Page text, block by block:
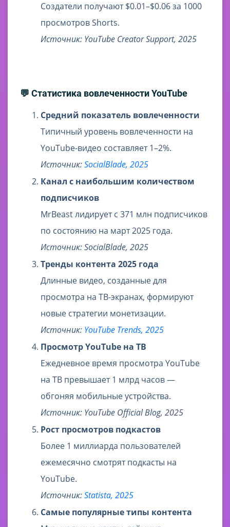
Создатели получают $0.01–$0.06 за 1000
просмотров Shorts.
Источник: YouTube Creator Support, 2025
💬 Статистика вовлеченности YouTube
Средний показатель вовлеченности
Типичный уровень вовлеченности на
YouTube-видео составляет 1–2%.
Источник:SocialBlade, 2025
Канал с наибольшим количеством
подписчиков
MrBeast лидирует с 371 млн подписчиков
по состоянию на март 2025 года.
Источник: SocialBlade, 2025
Тренды контента 2025 года
Длинные видео, созданные для
просмотра на ТВ-экранах, формируют
новые стратегии монетизации.
Источник: YouTube Trends, 2025
Просмотр YouTube на ТВ
Ежедневное время просмотра YouTube
на ТВ превышает 1 млрд часов —
обгоняя мобильные устройства.
Источник: YouTube Official Blog, 2025
Рост просмотров подкастов
Более 1 миллиарда пользователей
ежемесячно смотрят подкасты на
YouTube.
Источник:Statista, 2025
Самые популярные типы контента